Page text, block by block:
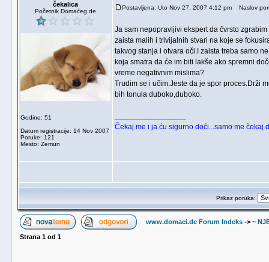
čekalica
Početnik Domaćeg.de
Godine: 51
Datum registracije: 14 Nov 2007
Poruke: 121
Mesto: Zemun
Postavljena: Uto Nov 27, 2007 4:12 pm Naslov
Ja sam nepopravljivi ekspert da čvrsto
zaista malih i trivijalnih stvari na koje se
takvog stanja i otvara oči.I zaista treba samo
koja smatra da će im biti lakše ako spremni
vreme negativnim mislima?
Trudim se i učim.Jeste da je spor proces.Drži
bih tonula duboko,duboko.
Čekaj me i ja ću sigurno doći...samo me čekaj
Prikaz poruka:
www.domaci.de Forum Indeks -> ~
Strana 1 od 1